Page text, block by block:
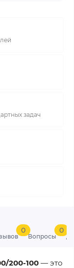
задач
0
Вопросы
0
200-100 — это